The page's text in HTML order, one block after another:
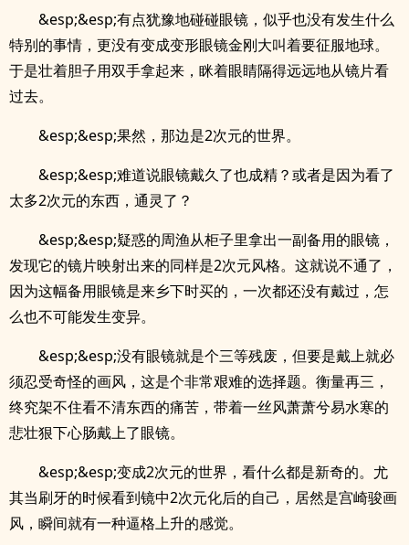
&esp;&esp;有点犹豫地碰碰眼镜，似乎也没有发生什么
特别的事情，更没有变成变形眼镜金刚大叫着要征服地球。
于是壮着胆子用双手拿起来，眯着眼睛隔得远远地从镜片看
过去。
&esp;&esp;果然，那边是2次元的世界。
&esp;&esp;难道说眼镜戴久了也成精？或者是因为看了
太多2次元的东西，通灵了？
&esp;&esp;疑惑的周渔从柜子里拿出一副备用的眼镜，
发现它的镜片映射出来的同样是2次元风格。这就说不通了，
因为这幅备用眼镜是来乡下时买的，一次都还没有戴过，怎
么也不可能发生变异。
&esp;&esp;没有眼镜就是个三等残废，但要是戴上就必
须忍受奇怪的画风，这是个非常艰难的选择题。衡量再三，
终究架不住看不清东西的痛苦，带着一丝风萧萧兮易水寒的
悲壮狠下心肠戴上了眼镜。
&esp;&esp;变成2次元的世界，看什么都是新奇的。尤
其当刷牙的时候看到镜中2次元化后的自己，居然是宫崎骏画
风，瞬间就有一种逼格上升的感觉。